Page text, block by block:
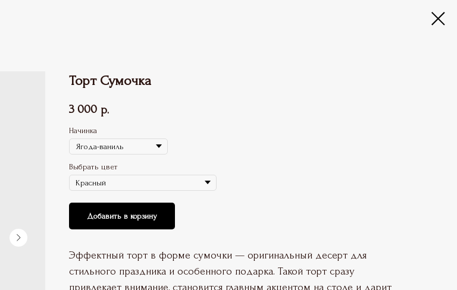
Торт Сумочка
3 000 р.
Начинка
Выбрать цвет
Добавить в корзину
Эффектный торт в форме сумочки — оригинальный десерт для
стильного праздника и особенного подарка. Такой торт сразу
привлекает внимание, становится главным акцентом на столе и дарит